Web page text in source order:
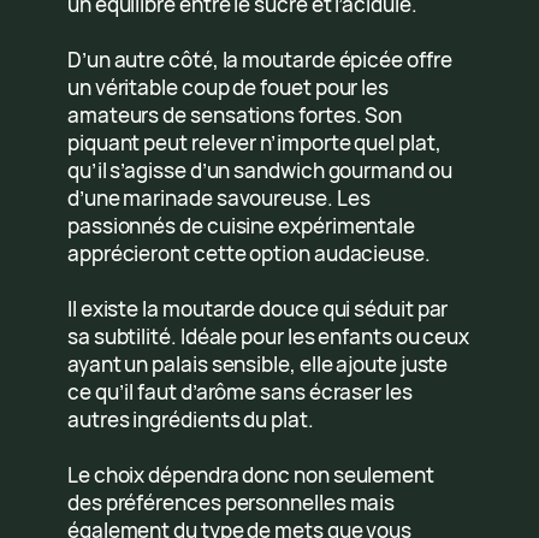
D’un autre côté, la moutarde épicée offre
un véritable coup de fouet pour les
amateurs de sensations fortes. Son
piquant peut relever n’importe quel plat,
qu’il s’agisse d’un sandwich gourmand ou
d’une marinade savoureuse. Les
passionnés de cuisine expérimentale
apprécieront cette option audacieuse.
Il existe la moutarde douce qui séduit par
sa subtilité. Idéale pour les enfants ou ceux
ayant un palais sensible, elle ajoute juste
ce qu’il faut d’arôme sans écraser les
autres ingrédients du plat.
Le choix dépendra donc non seulement
des préférences personnelles mais
également du type de mets que vous